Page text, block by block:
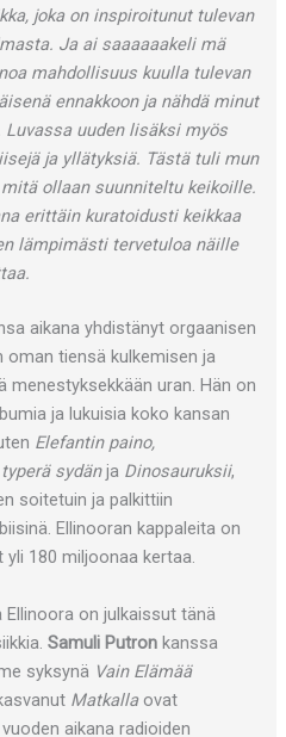
joka on inspiroitunut tulevan
Ja ai saaaaaakeli mä
mahdollisuus kuulla tulevan
ennakkoon ja nähdä minut
uuden lisäksi myös
ja yllätyksiä. Tästä tuli mun
ollaan suunniteltu keikoille.
erittäin kuratoidusti keikkaa
lämpimästi tervetuloa näille
aikana yhdistänyt orgaanisen
tiensä kulkemisen ja
menestyksekkään uran. Hän on
ja lukuisia koko kansan
Elefantin paino,
sydänja Dinosauruksii,
soitetuin ja palkittiin
Ellinooran kappaleita on
180 miljoonaa kertaa.
on julkaissut tänä
Samuli Putron kanssa
syksynä Vain Elämää
Matkalla ovat
aikana radioiden